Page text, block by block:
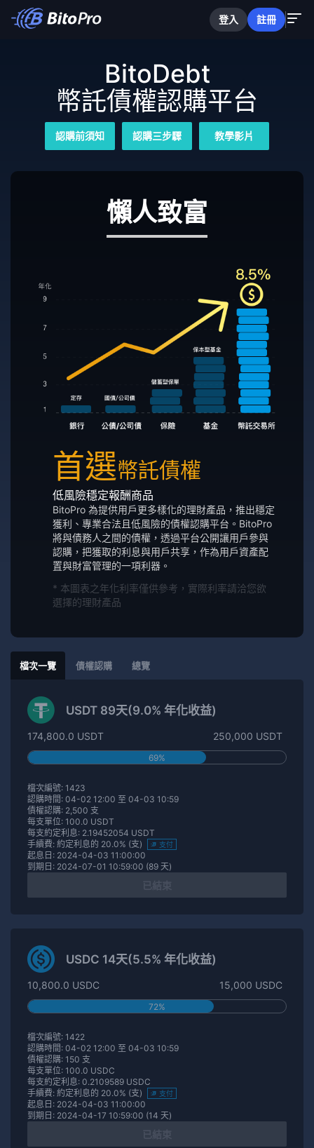
登入 註冊
BitoDebt
幣託債權認購平台
認購前須知 認購三步驟 教學影片
懶人致富
首選幣託債權
低風險穩定報酬商品
BitoPro 為提供用戶更多樣化的理財產品，推出穩定
獲利、專業合法且低風險的債權認購平台。BitoPro
將與債務人之間的債權，透過平台公開讓用戶參與
認購，把獲取的利息與用戶共享，作為用戶資產配
置與財富管理的一項利器。
* 本圖表之年化利率僅供參考，實際利率請洽您欲
選擇的理財產品
檔次一覽 債權認購 總覽
USDT 89天(9.0% 年化收益)
174,800.0 USDT 250,000 USDT
69%
檔次編號: 1423
認購時間: 04-02 12:00 至 04-03 10:59
債權認購: 2,500 支
每支單位: 100.0 USDT
每支約定利息: 2.19452054 USDT
手續費: 約定利息的 20.0% (支)
支付
起息日: 2024-04-03 11:00:00
到期日: 2024-07-01 10:59:00 (89 天)
USDC 14天(5.5% 年化收益)
10,800.0 USDC 15,000 USDC
72%
檔次編號: 1422
認購時間: 04-02 12:00 至 04-03 10:59
債權認購: 150 支
每支單位: 100.0 USDC
每支約定利息: 0.2109589 USDC
手續費: 約定利息的 20.0% (支)
支付
起息日: 2024-04-03 11:00:00
到期日: 2024-04-17 10:59:00 (14 天)